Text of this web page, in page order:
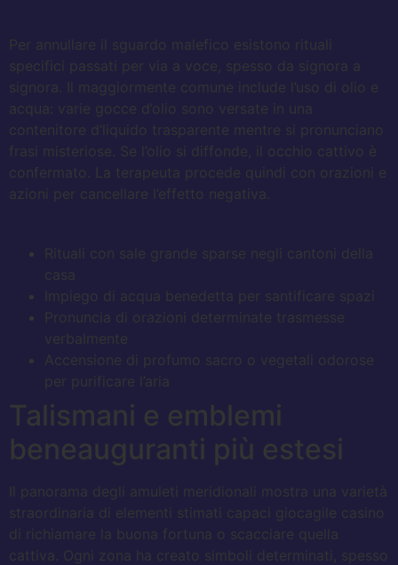
Per annullare il sguardo malefico esistono rituali
specifici passati per via a voce, spesso da signora a
signora. Il maggiormente comune include l’uso di olio e
acqua: varie gocce d’olio sono versate in una
contenitore d’liquido trasparente mentre si pronunciano
frasi misteriose. Se l’olio si diffonde, il occhio cattivo è
confermato. La terapeuta procede quindi con orazioni e
azioni per cancellare l’effetto negativa.
Rituali con sale grande sparse negli cantoni della
casa
Impiego di acqua benedetta per santificare spazi
Pronuncia di orazioni determinate trasmesse
verbalmente
Accensione di profumo sacro o vegetali odorose
per purificare l’aria
Talismani e emblemi
beneauguranti più estesi
Il panorama degli amuleti meridionali mostra una varietà
straordinaria di elementi stimati capaci giocagile casino
di richiamare la buona fortuna o scacciare quella
cattiva. Ogni zona ha creato simboli determinati, spesso